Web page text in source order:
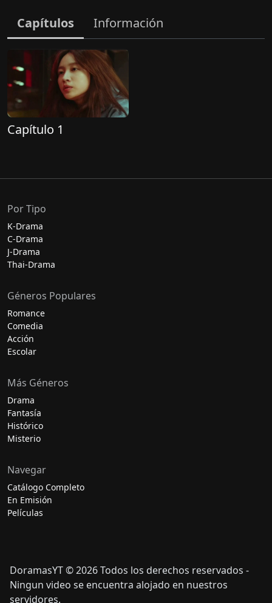
Capítulos Información
Capítulo 1
Por Tipo
K-Drama
C-Drama
J-Drama
Thai-Drama
Géneros Populares
Romance
Comedia
Acción
Escolar
Más Géneros
Drama
Fantasía
Histórico
Misterio
Navegar
Catálogo Completo
En Emisión
Películas
DoramasYT © 2026 Todos los derechos reservados -
Ningun video se encuentra alojado en nuestros
servidores.